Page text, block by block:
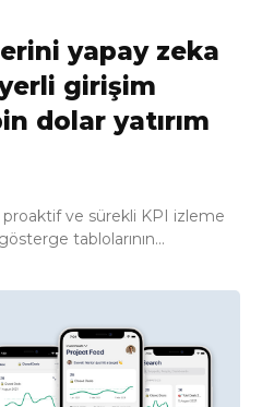
yapay zeka
girişim
dolar yatırım
ve sürekli KPI izleme
tablolarının...